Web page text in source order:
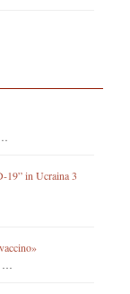
19” in Ucraina 3